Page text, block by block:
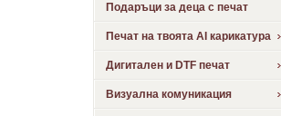
Подаръци за деца с печат
Печат на твоята AI карикатура
Дигитален и DTF печат
Визуална комуникация